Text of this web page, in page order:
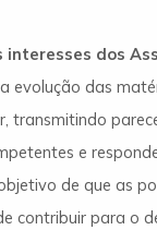
interesses dos
evolução das
transmitindo
e
de que as
contribuir para o